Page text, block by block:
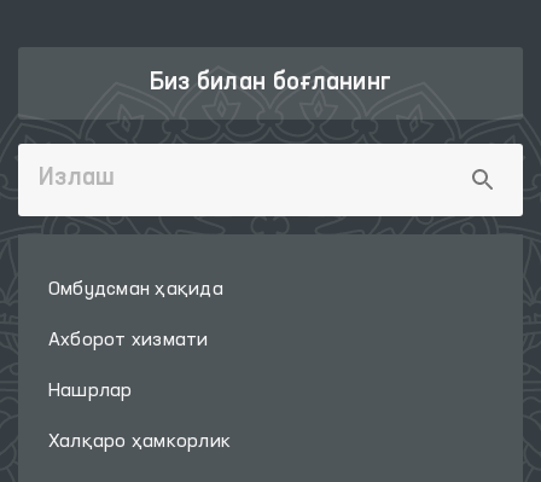
Биз билан боғланинг
Омбудсман ҳақида
Ахборот хизмати
Нашрлар
Халқаро ҳамкорлик